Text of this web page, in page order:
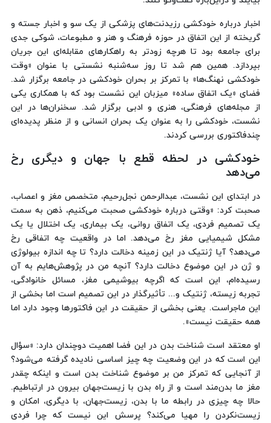
اخبار درباره خودکشی رزیدنت‌های پزشکی از یک سو و اخبار جسته و
گریخته از این اتفاق در حوزه فرهنگ و هنر و مطبوعات، شوکی جدی
برای جامعه بود تا هرچه‌ زودتر به راهکارهای مقابله‌ای این جریان
بپردازد. همین هم شد تا روز سه‌شنبه نشستی با عنوان «وقت
خودکشی نهنگ‌ها» با تمرکز بر بحران خودکشی در جامعه برگزار شد.
فضای «یک اتفاق ساده» میزبان این نشست بود که با همکاری یکی
از مجله‌های فرهنگی، هنری و ادبی برگزار شد. سخنران‌ها در این
نشست، خودکشی را به‌ عنوان یک بحران انسانی و از منظر پدیده‌ای
چندفاکتوری بررسی کردند.
خودکشی در لحظه قطع با جهان و دیگری رخ
می‌دهد
در ابتدای این نشست، عبدالرحمن نجل‌رحیم، متخصص مغز و اعصاب،
صحبت‌ کرد: «وقتی درباره خودکشی صحبت می‌کنیم، ذهن به سمت
یک تصمیم فردی، یک اتفاق روانی، یک بیماری، یک اختلال یا یک
مشکل شیمیایی مغز رخ می‌دهد. اما در واقعیت چه اتفاقی رخ
می‌دهد؟ آیا ژنتیک در این زمینه دخالت دارد؟ تا چه اندازه بیولوژی
و ژن در این موضوع دخالت دارد؟ آنچه من در پژوهش‌هایم به آن
رسیده‌ام، این است که اگرچه بیوشیمی مغز، مسائل خانوادگی،
تجربه زیسته، ژنتیک و... تأثیرگذار در این تصمیم است اما بخشی از
این ماجراست. یعنی بخشی از حقیقت در این فاکتورها وجود دارد اما
همه حقیقت نیست».
او معتقد است شناخت بدن در این فضا اهمیت دوچندان دارد: «سؤال
این است که در این وضعیت چه چیز اساسی نادیده گرفته می‌شود؟
از آنجایی که تمرکز من بر موضوع شناخت بدن است و اینکه چقدر
مغز ما بدن‌مند است و از راه بدن با زیست‌جهان بیرون در ارتباطیم.
حالا چه چیزی در رابطه ما با بدن، زیست‌جهان، با دیگری، امکان و
زیست‌نکردن را مهیا می‌کند؟ پرسش این نیست که چرا فردی